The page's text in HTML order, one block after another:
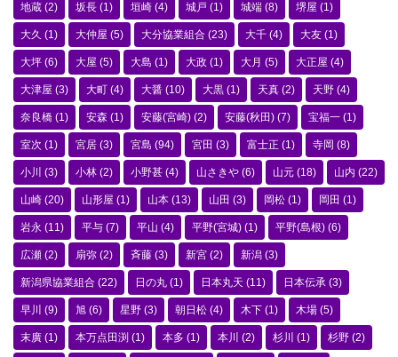
地蔵 (2) 坂長 (1) 垣崎 (4) 城戸 (1) 城端 (8) 堺屋 (1)
大久 (1) 大仲屋 (5) 大分協業組合 (23) 大千 (4) 大友 (1)
大坪 (6) 大屋 (5) 大島 (1) 大政 (1) 大月 (5) 大正屋 (4)
大津屋 (3) 大町 (4) 大醤 (10) 大黒 (1) 天真 (2) 天野 (4)
奈良橋 (1) 安森 (1) 安藤(宮崎) (2) 安藤(秋田) (7) 宝福一 (1)
室次 (1) 宮居 (3) 宮島 (94) 宮田 (3) 富士正 (1) 寺岡 (8)
小川 (3) 小林 (2) 小野甚 (4) 山さきや (6) 山元 (18) 山内 (22)
山崎 (20) 山形屋 (1) 山本 (13) 山田 (3) 岡松 (1) 岡田 (1)
岩永 (11) 平与 (7) 平山 (4) 平野(宮城) (1) 平野(島根) (6)
広瀬 (2) 扇弥 (2) 斉藤 (3) 新宮 (2) 新潟 (3)
新潟県協業組合 (22) 日の丸 (1) 日本丸天 (11) 日本伝承 (3)
早川 (9) 旭 (6) 星野 (3) 朝日松 (4) 木下 (1) 木場 (5)
末廣 (1) 本万点田渕 (1) 本多 (1) 本川 (2) 杉川 (1) 杉野 (2)